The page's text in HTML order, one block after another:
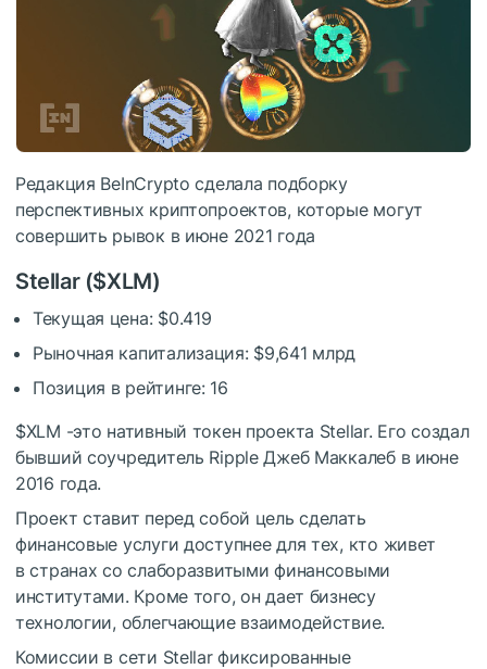
Редакция BeInCrypto сделала подборку
перспективных криптопроектов, которые могут
совершить рывок в июне 2021 года
Stellar ($XLM)
Текущая цена: $0.419
Рыночная капитализация: $9,641 млрд
Позиция в рейтинге: 16
$XLM -это нативный токен проекта Stellar. Его создал
бывший соучредитель Ripple Джеб Маккалеб в июне
2016 года.
Проект ставит перед собой цель сделать
финансовые услуги доступнее для тех, кто живет
в странах со слаборазвитыми финансовыми
институтами. Кроме того, он дает бизнесу
технологии, облегчающие взаимодействие.
Комиссии в сети Stellar фиксированные